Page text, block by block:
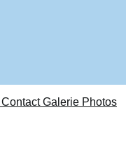
ContactGalerie Photos